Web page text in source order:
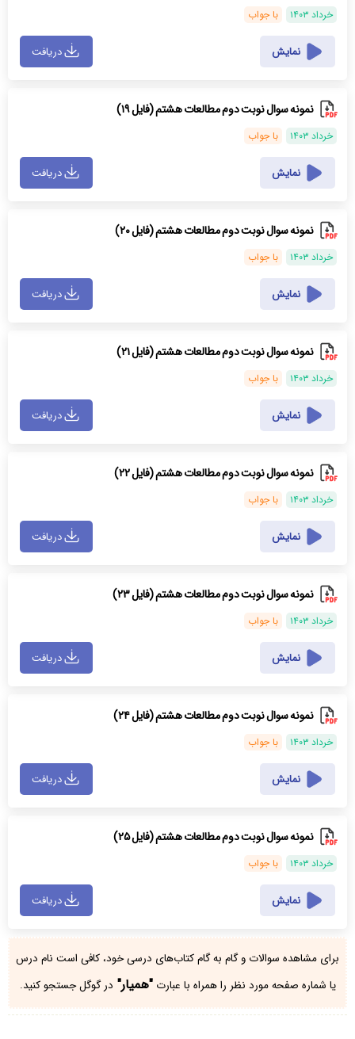
خرداد ۱۴۰۳ با جواب
نمایش دریافت
نمونه سوال نوبت دوم مطالعات هشتم (فایل ۱۹)
خرداد ۱۴۰۳ با جواب
نمایش دریافت
نمونه سوال نوبت دوم مطالعات هشتم (فایل ۲۰)
خرداد ۱۴۰۳ با جواب
نمایش دریافت
نمونه سوال نوبت دوم مطالعات هشتم (فایل ۲۱)
خرداد ۱۴۰۳ با جواب
نمایش دریافت
نمونه سوال نوبت دوم مطالعات هشتم (فایل ۲۲)
خرداد ۱۴۰۳ با جواب
نمایش دریافت
نمونه سوال نوبت دوم مطالعات هشتم (فایل ۲۳)
خرداد ۱۴۰۳ با جواب
نمایش دریافت
نمونه سوال نوبت دوم مطالعات هشتم (فایل ۲۴)
خرداد ۱۴۰۳ با جواب
نمایش دریافت
نمونه سوال نوبت دوم مطالعات هشتم (فایل ۲۵)
خرداد ۱۴۰۳ با جواب
نمایش دریافت
برای مشاهده سوالات و گام به گام کتاب‌های درسی خود، کافی است نام درس
یا شماره صفحه مورد نظر را همراه با عبارت"همیار" در گوگل جستجو کنید.